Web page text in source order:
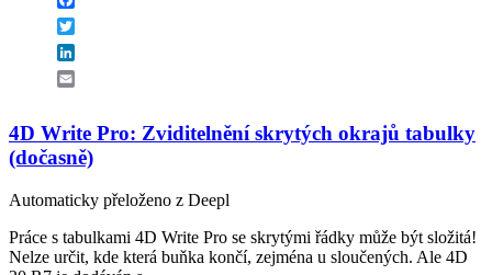
4D Write Pro: Zviditelnění skrytých okrajů tabulky
(dočasně)
Automaticky přeloženo z Deepl
Práce s tabulkami 4D Write Pro se skrytými řádky může být složitá!
Nelze určit, kde která buňka končí, zejména u sloučených. Ale 4D